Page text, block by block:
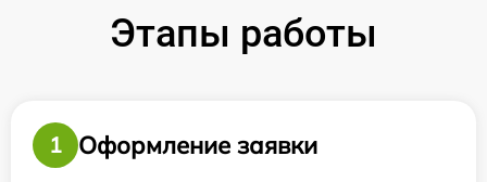
Этапы работы
1
Оформление заявки